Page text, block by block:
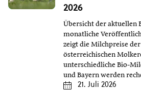
2026
Übersicht der aktuellen
monatliche
zeigt die Milchpreise
österreichischen
unterschiedliche Bio-
und Bayern werden
21. Juli 2026